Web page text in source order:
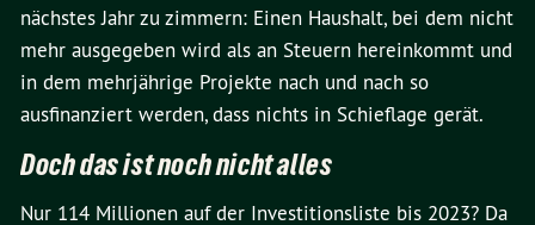
nächstes Jahr zu zimmern: Einen Haushalt, bei dem nicht
mehr ausgegeben wird als an Steuern hereinkommt und
in dem mehrjährige Projekte nach und nach so
ausfinanziert werden, dass nichts in Schieflage gerät.
Doch das ist noch nicht alles
Nur 114 Millionen auf der Investitionsliste bis 2023? Da